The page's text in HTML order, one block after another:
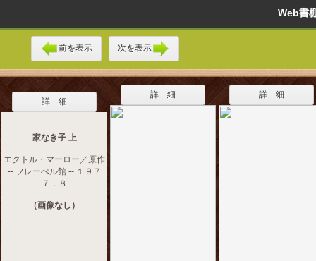
Web
前を表示 次を表示
詳 細
家なき子 上
エクトル・マーロー／原作
-- フレーべル館 -- １９７
７．８
（画像なし）
詳 細 詳 細